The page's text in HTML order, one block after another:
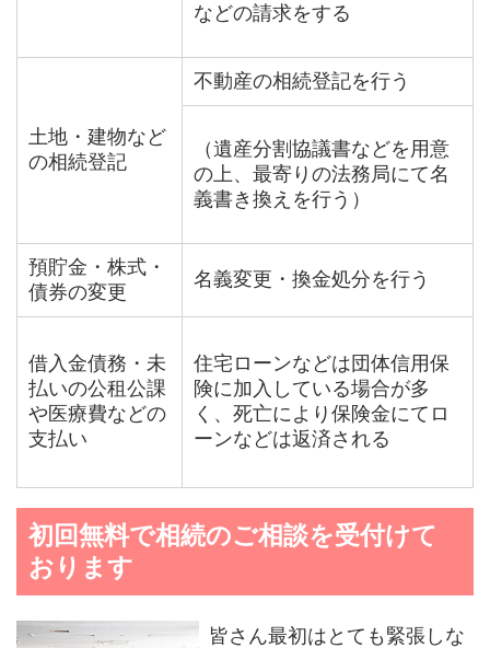
などの請求をする
土地・建物など
の相続登記
不動産の相続登記を行う
（遺産分割協議書などを用意
の上、最寄りの法務局にて名
義書き換えを行う）
預貯金・株式・
債券の変更
名義変更・換金処分を行う
借入金債務・未
払いの公租公課
や医療費などの
支払い
住宅ローンなどは団体信用保
険に加入している場合が多
く、死亡により保険金にてロ
ーンなどは返済される
初回無料で相続のご相談を受付けて
おります
皆さん最初はとても緊張しな